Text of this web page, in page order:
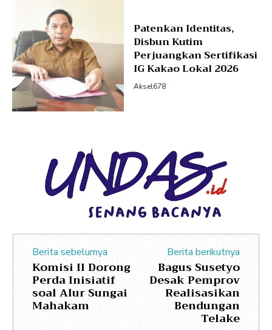
Patenkan Identitas,
Disbun Kutim
Perjuangkan Sertifikasi
IG Kakao Lokal 2026
Aksel678
Berita sebelumya
Komisi II Dorong
Perda Inisiatif
soal Alur Sungai
Mahakam
Berita berikutnya
Bagus Susetyo
Desak Pemprov
Realisasikan
Bendungan
Telake